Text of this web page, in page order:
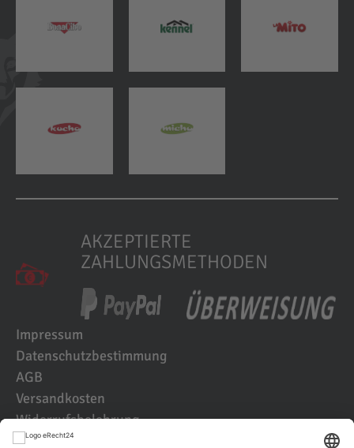
AKZEPTIERTE
ZAHLUNGSMETHODEN
Impressum
Datenschutzbestimmung
AGB
Versandkosten
Widerrufsbelehrung
Kundenbewertungen